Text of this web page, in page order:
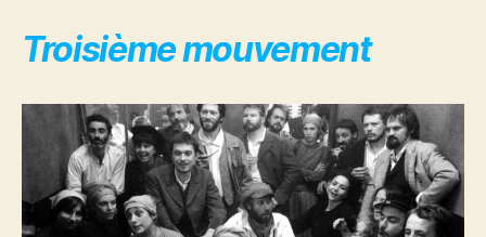
Troisième mouvement